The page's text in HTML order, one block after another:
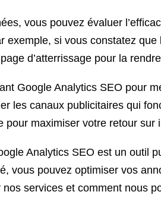
vous pouvez évaluer
exemple, si vous constatez
d’atterrissage pour la
Google Analytics SEO pour
les canaux publicitaires qui
pour maximiser votre retour sur
Analytics SEO est un outil
vous pouvez optimiser vos
services et comment nous